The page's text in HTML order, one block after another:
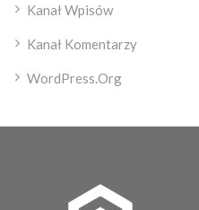
Kanał Wpisów
Kanał Komentarzy
WordPress.org